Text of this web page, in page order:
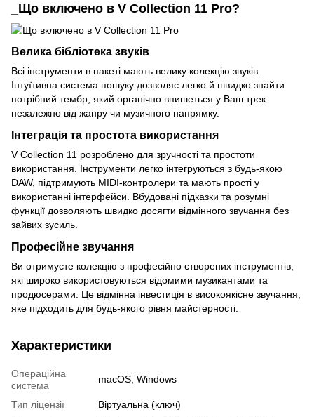
_Що включено в V Collection 11 Pro?
Велика бібліотека звуків
Всі інструменти в пакеті мають велику колекцію звуків.
Інтуїтивна система пошуку дозволяє легко й швидко знайти
потрібний тембр, який органічно впишеться у Ваш трек
незалежно від жанру чи музичного напрямку.
Інтеграція та простота використання
V Collection 11 розроблено для зручності та простоти
використання. Інструменти легко інтегруються з будь-якою
DAW, підтримують MIDI-контролери та мають прості у
використанні інтерфейси. Вбудовані підказки та розумні
функції дозволяють швидко досягти відмінного звучання без
зайвих зусиль.
Професійне звучання
Ви отримуєте колекцію з професійно створених інструментів,
які широко використовуються відомими музикантами та
продюсерами. Це відмінна інвестиція в високоякісне звучання,
яке підходить для будь-якого рівня майстерності.
Характеристики
Операційна
система
macOS, Windows
Тип ліцензії
Віртуальна (ключ)